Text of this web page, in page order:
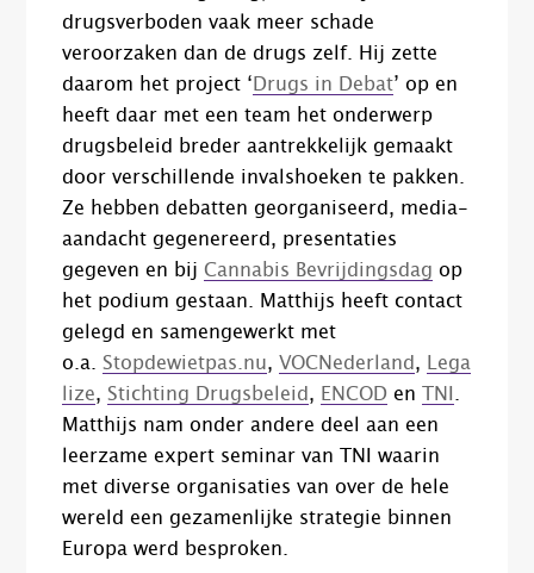
drugsverboden vaak meer schade
veroorzaken dan de drugs zelf. Hij zette
daarom het project ‘ Drugs in Debat’ op en
heeft daar met een team het onderwerp
drugsbeleid breder aantrekkelijk gemaakt
door verschillende invalshoeken te pakken.
Ze hebben debatten georganiseerd, media-
aandacht gegenereerd, presentaties
gegeven en bijCannabis Bevrijdingsdag op
het podium gestaan. Matthijs heeft contact
gelegd en samengewerkt met
o.a.Stopdewietpas.nu,VOCNederland , Lega
lize,Stichting Drugsbeleid , ENCOD en TNI .
Matthijs nam onder andere deel aan een
leerzame expert seminar van TNI waarin
met diverse organisaties van over de hele
wereld een gezamenlijke strategie binnen
Europa werd besproken.